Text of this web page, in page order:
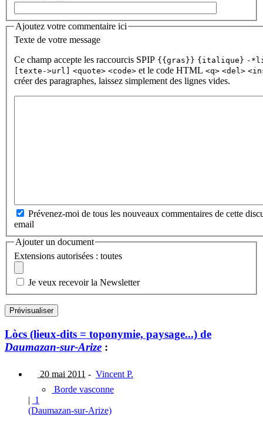
Ajoutez votre commentaire ici
Texte de votre message
Ce champ accepte les raccourcis SPIP {{gras}} {italique} -
[texte->url]
<quote> <code> et le code HTML <q> <del>
créer des paragraphes, laissez simplement des lignes vides.
Prévenez-moi de tous les nouveaux commentaires de cette
email
Ajouter un document
Extensions autorisées : toutes
Je veux recevoir la Newsletter
Lòcs (lieux-dits = toponymie, paysage...) de
Daumazan-sur-Arize :
20 mai 2011 - Vincent P.
Borde vasconne
| 1
(Daumazan-sur-Arize)